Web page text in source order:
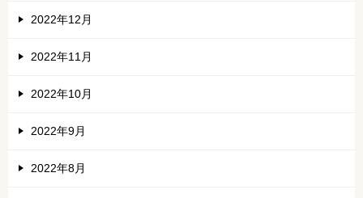
2022年12月
2022年11月
2022年10月
2022年9月
2022年8月